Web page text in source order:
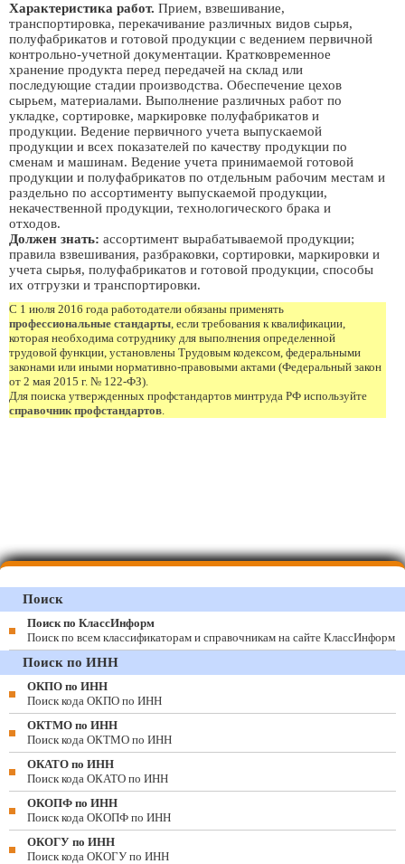
Характеристика работ. Прием, взвешивание,
транспортировка, перекачивание различных видов сырья,
полуфабрикатов и готовой продукции с ведением первичной
контрольно-учетной документации. Кратковременное
хранение продукта перед передачей на склад или
последующие стадии производства. Обеспечение цехов
сырьем, материалами. Выполнение различных работ по
укладке, сортировке, маркировке полуфабрикатов и
продукции. Ведение первичного учета выпускаемой
продукции и всех показателей по качеству продукции по
сменам и машинам. Ведение учета принимаемой готовой
продукции и полуфабрикатов по отдельным рабочим местам и
раздельно по ассортименту выпускаемой продукции,
некачественной продукции, технологического брака и
отходов.
Должен знать: ассортимент вырабатываемой продукции;
правила взвешивания, разбраковки, сортировки, маркировки и
учета сырья, полуфабрикатов и готовой продукции, способы
их отгрузки и транспортировки.
С 1 июля 2016 года работодатели обязаны применять
профессиональные стандарты, если требования к квалификации,
которая необходима сотруднику для выполнения определенной
трудовой функции, установлены Трудовым кодексом, федеральными
законами или иными нормативно-правовыми актами (Федеральный закон
от 2 мая 2015 г. № 122-ФЗ).
Для поиска утвержденных профстандартов минтруда РФ используйте
справочник профстандартов.
Поиск
Поиск по КлассИнформ
Поиск по всем классификаторам и справочникам на сайте КлассИнформ
Поиск по ИНН
ОКПО по ИНН
Поиск кода ОКПО по ИНН
ОКТМО по ИНН
Поиск кода ОКТМО по ИНН
ОКАТО по ИНН
Поиск кода ОКАТО по ИНН
ОКОПФ по ИНН
Поиск кода ОКОПФ по ИНН
ОКОГУ по ИНН
Поиск кода ОКОГУ по ИНН